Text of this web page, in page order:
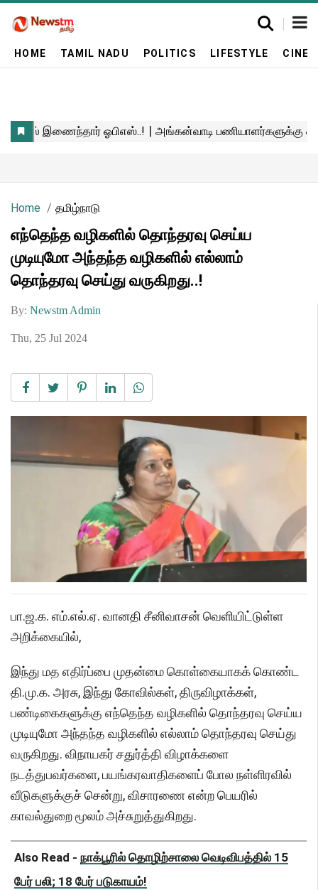
HOME TAMIL NADU POLITICS LIFESTYLE
Home தமிழ்நாடு
எந்தெந்த வழிகளில் தொந்தரவு செய்ய
முடியுமோ அந்தந்த வழிகளில் எல்லாம்
தொந்தரவு செய்து வருகிறது..!
By: Newstm Admin
Thu, 25 Jul 2024
பா.ஜ.க. எம்.எல்.ஏ. வானதி சீனிவாசன் வெளியிட்டுள்ள
அறிக்கையில்,
இந்து மத எதிர்ப்பை முதன்மை கொள்கையாகக் கொண்ட
தி.மு.க. அரசு, இந்து கோவில்கள், திருவிழாக்கள்,
பண்டிகைகளுக்கு எந்தெந்த வழிகளில் தொந்தரவு செய்ய
முடியுமோ அந்தந்த வழிகளில் எல்லாம் தொந்தரவு செய்து
வருகிறது. விநாயகர் சதுர்த்தி விழாக்களை
நடத்துபவர்களை, பயங்கரவாதிகளைப் போல நள்ளிரவில்
வீடுகளுக்குச் சென்று, விசாரணை என்ற பெயரில்
காவல்துறை மூலம் அச்சுறுத்துகிறது.
Also Read - நாக்பூரில் தொழிற்சாலை வெடிவிபத்தில் 15
பேர் பலி; 18 பேர் படுகாயம்!